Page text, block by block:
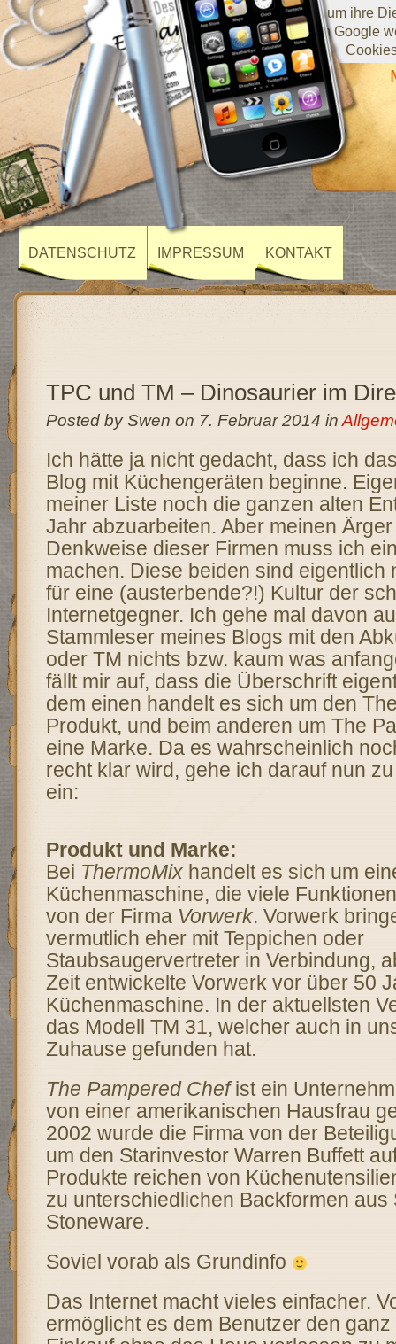
DATENSCHUTZ IMPRESSUM KONTAKT
TPC und TM – Dinosaurier im
Posted by Swen on 7. Februar 2014 in
Ich hätte ja nicht gedacht, dass ich
Blog mit Küchengeräten beginne.
meiner Liste noch die ganzen alten
Jahr abzuarbeiten. Aber meinen
Denkweise dieser Firmen muss ich
machen. Diese beiden sind eigentlich
für eine (austerbende?!) Kultur der
Internetgegner. Ich gehe mal davon
Stammleser meines Blogs mit den
oder TM nichts bzw. kaum was
fällt mir auf, dass die Überschrift
dem einen handelt es sich um den
Produkt, und beim anderen um The
eine Marke. Da es wahrscheinlich
recht klar wird, gehe ich darauf nun
ein:
Produkt und Marke:
Bei ThermoMixhandelt es sich um
Küchenmaschine, die viele
von der Firma Vorwerk. Vorwerk
vermutlich eher mit Teppichen oder
Staubsaugervertreter in Verbindung,
Zeit entwickelte Vorwerk vor über 50
Küchenmaschine. In der aktuellsten
das Modell TM 31, welcher auch in
Zuhause gefunden hat.
The Pampered Chefist ein
von einer amerikanischen Hausfrau
2002 wurde die Firma von der
um den Starinvestor Warren Buffett
Produkte reichen von
zu unterschiedlichen Backformen aus
Stoneware.
Soviel vorab als Grundinfo
Das Internet macht vieles einfacher.
ermöglicht es dem Benutzer den
Diese Website verwendet Cookies von Google, um ihre
darüber, wie Sie die Website verwenden, werden an Google